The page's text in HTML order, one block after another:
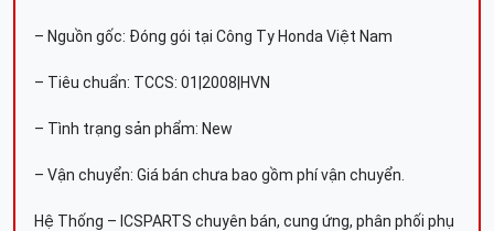
– Nguồn gốc: Đóng gói tại Công Ty Honda Việt Nam
– Tiêu chuẩn: TCCS: 01|2008|HVN
– Tình trạng sản phẩm: New
– Vận chuyển: Giá bán chưa bao gồm phí vận chuyển.
Hệ Thống – ICSPARTS chuyên bán, cung ứng, phân phối phụ